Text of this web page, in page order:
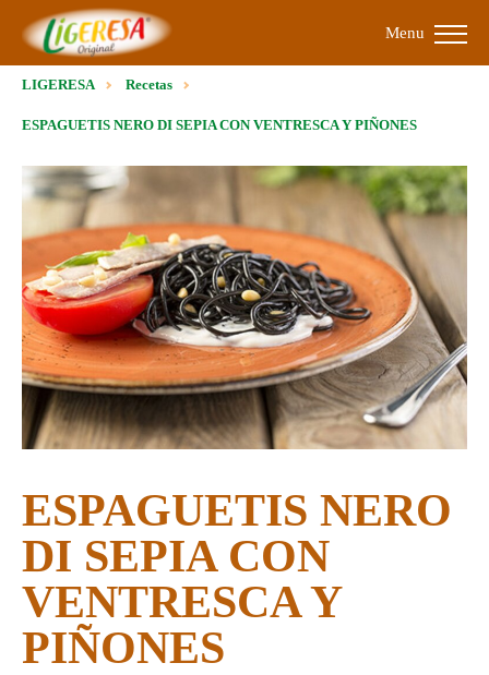
Menu
LIGERESA Recetas
ESPAGUETIS NERO DI SEPIA CON VENTRESCA Y PIÑONES
ESPAGUETIS NERO
DI SEPIA CON
VENTRESCA Y
PIÑONES